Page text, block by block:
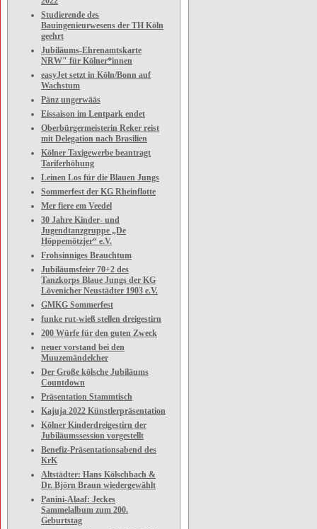
Studierende des
Bauingenieurwesens der TH Köln
geehrt
Jubiläums-Ehrenamtskarte
NRW" für Kölner*innen
easyJet setzt in Köln/Bonn auf
Wachstum
Pänz ungerwääs
Eissaison im Lentpark endet
Oberbürgermeisterin Reker reist
mit Delegation nach Brasilien
Kölner Taxigewerbe beantragt
Tariferhöhung
Leinen Los für die Blauen Jungs
Sommerfest der KG Rheinflotte
Mer fiere em Veedel
30 Jahre Kinder- und
Jugendtanzgruppe „De
Höppemötzjer“ e.V.
Frohsinniges Brauchtum
Jubiläumsfeier 70+2 des
Tanzkorps Blaue Jungs der KG
Lövenicher Neustädter 1903 e.V.
GMKG Sommerfest
funke rut-wieß stellen dreigestirn
200 Würfe für den guten Zweck
neuer vorstand bei den
Muuzemändelcher
Der Große kölsche Jubiläums
Countdown
Präsentation Stammtisch
Kajuja 2022 Künstlerpräsentation
Kölner Kinderdreigestirn der
Jubiläumssession vorgestellt
Benefiz-Präsentationsabend des
KrK
Altstädter: Hans Kölschbach &
Dr. Björn Braun wiedergewählt
Panini-Alaaf: Jeckes
Sammelalbum zum 200.
Geburtstag